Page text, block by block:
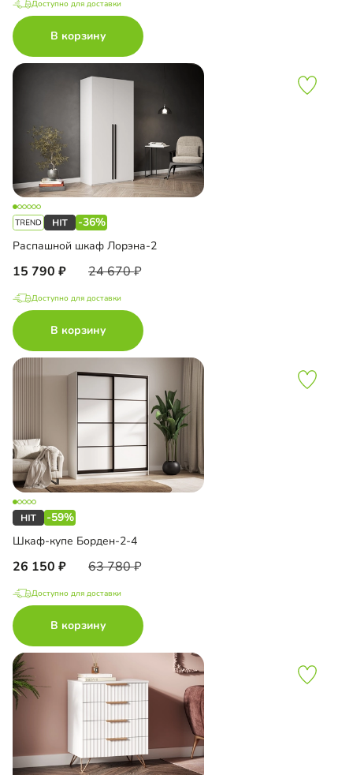
Доступно для доставки
В корзину
-36%
Распашной шкаф Лорэна-2
15 790 24 670
Доступно для доставки
В корзину
-59%
Шкаф-купе Борден-2-4
26 150 63 780
Доступно для доставки
В корзину